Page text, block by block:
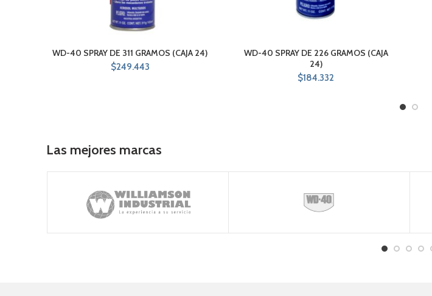
WD-40 SPRAY DE 311 GRAMOS (CAJA 24)
$249.443
WD-40 SPRAY DE 226 GRAMOS (CAJA
24)
$184.332
Las mejores marcas